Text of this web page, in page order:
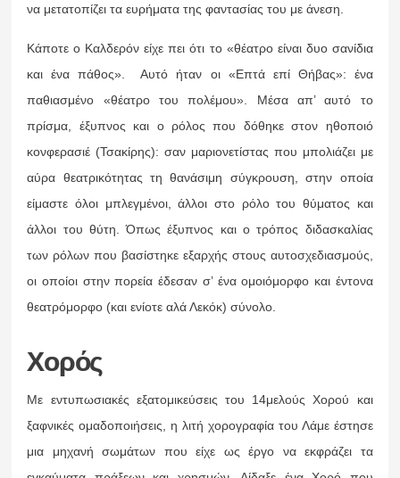
να μετατοπίζει τα ευρήματα της φαντασίας του με άνεση.
Κάποτε ο Καλδερόν είχε πει ότι το «θέατρο είναι δυο σανίδια
και ένα πάθος». Αυτό ήταν οι «Επτά επί Θήβας»: ένα
παθιασμένο «θέατρο του πολέμου». Μέσα απ’ αυτό το
πρίσμα, έξυπνος και ο ρόλος που δόθηκε στον ηθοποιό
κονφερασιέ (Τσακίρης): σαν μαριονετίστας που μπολιάζει με
αύρα θεατρικότητας τη θανάσιμη σύγκρουση, στην οποία
είμαστε όλοι μπλεγμένοι, άλλοι στο ρόλο του θύματος και
άλλοι του θύτη. Όπως έξυπνος και ο τρόπος διδασκαλίας
των ρόλων που βασίστηκε εξαρχής στους αυτοσχεδιασμούς,
οι οποίοι στην πορεία έδεσαν σ’ ένα ομοιόμορφο και έντονα
θεατρόμορφο (και ενίοτε αλά Λεκόκ) σύνολο.
Χορός
Με εντυπωσιακές εξατομικεύσεις του 14μελούς Χορού και
ξαφνικές ομαδοποιήσεις, η λιτή χορογραφία του Λάμε έστησε
μια μηχανή σωμάτων που είχε ως έργο να εκφράζει τα